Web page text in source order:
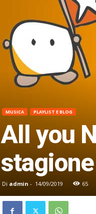
MUSICA PLAYLIST E BLOG
All you
stagione
Di admin - 14/09/2019 65